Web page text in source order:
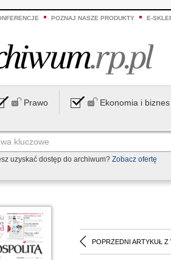
POZNAJ NASZE PRODUKTY E-
Prawo Ekonomia i biznes
uzyskać dostęp do archiwum? Zobacz ofertę
POPRZEDNI ARTYKUŁ Z